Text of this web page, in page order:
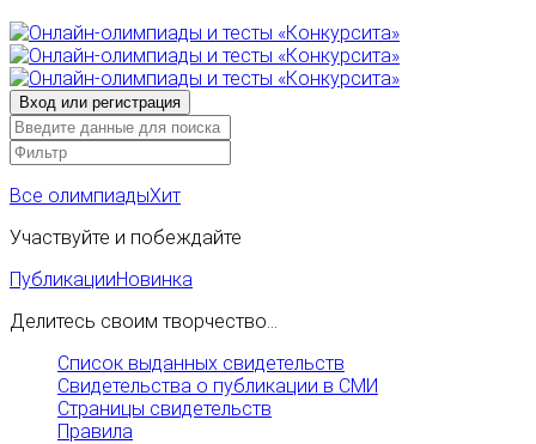
Все олимпиадыХит
Участвуйте и побеждайте
ПубликацииНовинка
Делитесь своим творчество...
Список выданных свидетельств
Свидетельства о публикации в СМИ
Страницы свидетельств
Правила